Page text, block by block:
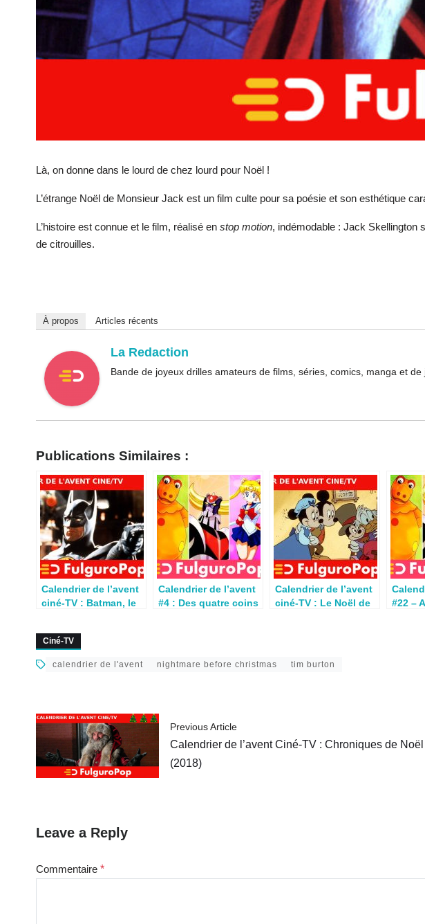
Là, on donne dans le lourd de chez lourd pour Noël !
L’étrange Noël de Monsieur Jack est un film culte pour sa poésie et son esthétique
L’histoire est connue et le film, réalisé en stop motion, indémodable : Jack Skellington
de citrouilles.
À propos Articles récents
La Redaction
Bande de joyeux drilles amateurs de films, séries, comics, manga et de
Publications Similaires :
Calendrier de l’avent
ciné-TV : Batman, le
Calendrier de l’avent
#4 : Des quatre coins
Calendrier de l’avent
ciné-TV : Le Noël de
#22 –
Ciné-TV
calendrier de l'avent nightmare before christmas tim burton
Previous Article
Calendrier de l’avent Ciné-TV : Chroniques de Noël
(2018)
Leave a Reply
Commentaire *